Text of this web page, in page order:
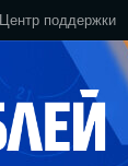
Центр поддержки